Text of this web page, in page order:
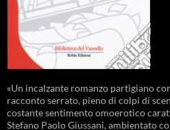
«Un incalzante romanzo partigiano
racconto serrato, pieno di colpi di
costante sentimento omoerotico
Stefano Paolo Giussani, ambientato